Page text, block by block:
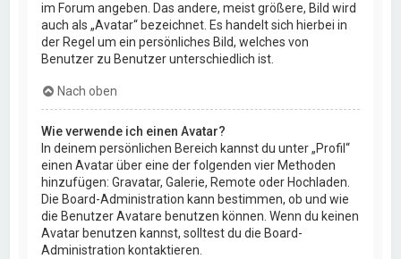
im Forum angeben. Das andere, meist größere, Bild wird
auch als „Avatar“ bezeichnet. Es handelt sich hierbei in
der Regel um ein persönliches Bild, welches von
Benutzer zu Benutzer unterschiedlich ist.
Nach oben
Wie verwende ich einen Avatar?
In deinem persönlichen Bereich kannst du unter „Profil“
einen Avatar über eine der folgenden vier Methoden
hinzufügen: Gravatar, Galerie, Remote oder Hochladen.
Die Board-Administration kann bestimmen, ob und wie
die Benutzer Avatare benutzen können. Wenn du keinen
Avatar benutzen kannst, solltest du die Board-
Administration kontaktieren.